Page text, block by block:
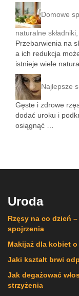
Domowe
naturalne
Przebarwienia na
a ich redukcja
istnieje wiele
Najlepsze
Gęste i zdrowe
dodać uroku i
osiągnąć …
Uroda
Rzęsy na co dzień
spojrzenia
Makijaż dla kobiet
Jaki kształt brwi
Jak degażować
strzyżenia